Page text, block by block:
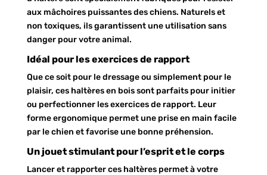
aux mâchoires puissantes des chiens. Naturels et
non toxiques, ils garantissent une utilisation sans
danger pour votre animal.
Idéal pour les exercices de rapport
Que ce soit pour le dressage ou simplement pour le
plaisir, ces haltères en bois sont parfaits pour initier
ou perfectionner les exercices de rapport. Leur
forme ergonomique permet une prise en main facile
par le chien et favorise une bonne préhension.
Un jouet stimulant pour l’esprit et le corps
Lancer et rapporter ces haltères permet à votre